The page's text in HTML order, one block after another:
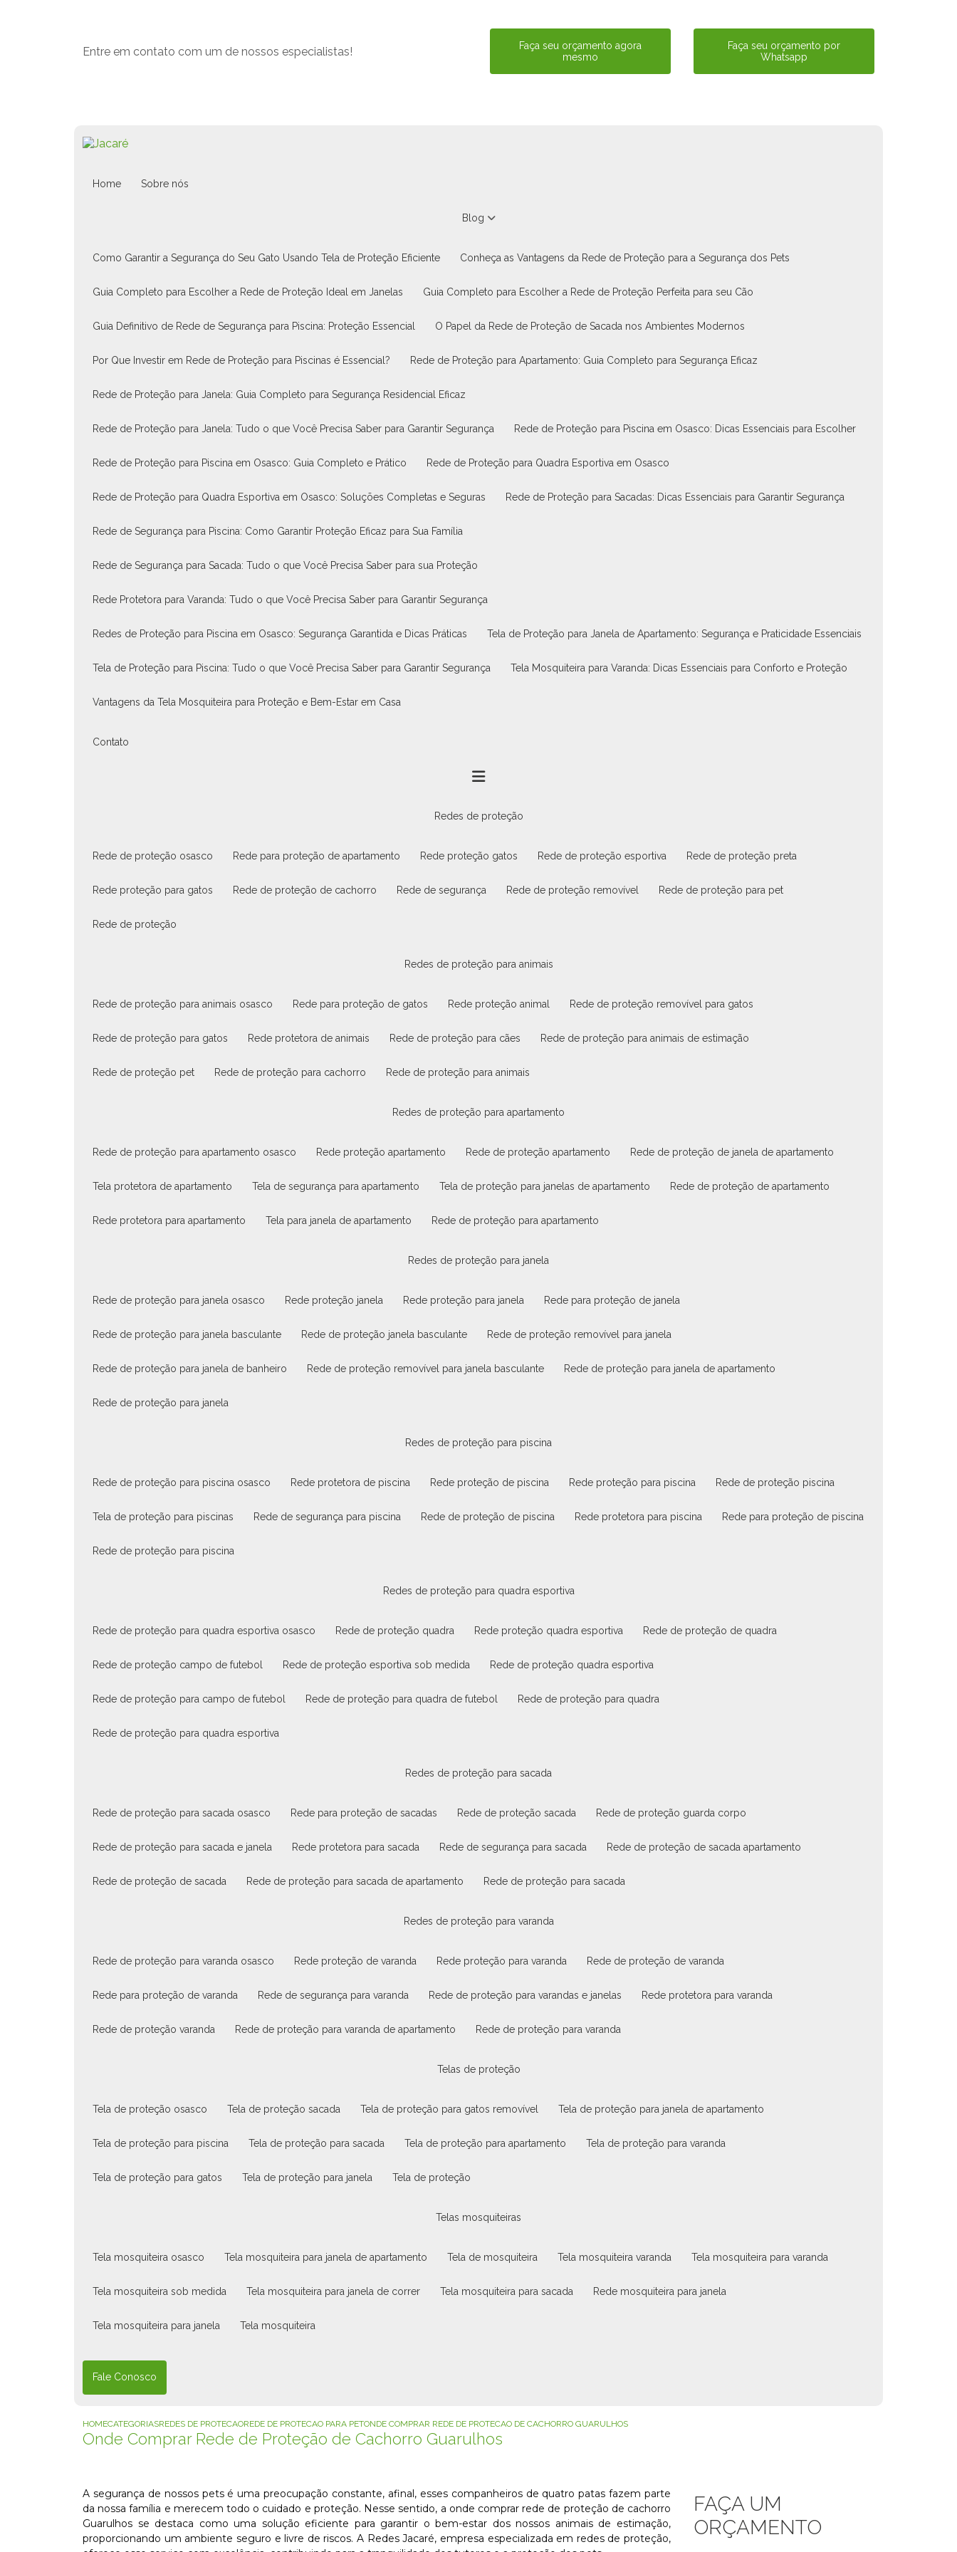
Entre em contato com um de nossos especialistas!
Faça seu orçamento agora
mesmo
Faça seu orçamento por
Whatsapp
Home Sobre nós
Blog
Como Garantir a Segurança do Seu Gato Usando Tela de Proteção Eficiente Conheça as Vantagens da Rede de Proteção para a Segurança dos Pets
Guia Completo para Escolher a Rede de Proteção Ideal em Janelas Guia Completo para Escolher a Rede de Proteção Perfeita para seu Cão
Guia Definitivo de Rede de Segurança para Piscina: Proteção Essencial O Papel da Rede de Proteção de Sacada nos Ambientes Modernos
Por Que Investir em Rede de Proteção para Piscinas é Essencial? Rede de Proteção para Apartamento: Guia Completo para Segurança Eficaz
Rede de Proteção para Janela: Guia Completo para Segurança Residencial Eficaz
Rede de Proteção para Janela: Tudo o que Você Precisa Saber para Garantir Segurança Rede de Proteção para Piscina em Osasco: Dicas Essenciais para Escolher
Rede de Proteção para Piscina em Osasco: Guia Completo e Prático Rede de Proteção para Quadra Esportiva em Osasco
Rede de Proteção para Quadra Esportiva em Osasco: Soluções Completas e Seguras Rede de Proteção para Sacadas: Dicas Essenciais para Garantir Segurança
Rede de Segurança para Piscina: Como Garantir Proteção Eficaz para Sua Família
Rede de Segurança para Sacada: Tudo o que Você Precisa Saber para sua Proteção
Rede Protetora para Varanda: Tudo o que Você Precisa Saber para Garantir Segurança
Redes de Proteção para Piscina em Osasco: Segurança Garantida e Dicas Práticas Tela de Proteção para Janela de Apartamento: Segurança e Praticidade Essenciais
Tela de Proteção para Piscina: Tudo o que Você Precisa Saber para Garantir Segurança Tela Mosquiteira para Varanda: Dicas Essenciais para Conforto e Proteção
Vantagens da Tela Mosquiteira para Proteção e Bem-Estar em Casa
Contato
redes de proteção
rede de proteção osasco rede para proteção de apartamento rede proteção gatos rede de proteção esportiva rede de proteção preta
rede proteção para gatos rede de proteção de cachorro rede de segurança rede de proteção removível rede de proteção para pet
rede de proteção
redes de proteção para animais
rede de proteção para animais osasco rede para proteção de gatos rede proteção animal rede de proteção removível para gatos
rede de proteção para gatos rede protetora de animais rede de proteção para cães rede de proteção para animais de estimação
rede de proteção pet rede de proteção para cachorro rede de proteção para animais
redes de proteção para apartamento
rede de proteção para apartamento osasco rede proteção apartamento rede de proteção apartamento rede de proteção de janela de apartamento
tela protetora de apartamento tela de segurança para apartamento tela de proteção para janelas de apartamento rede de proteção de apartamento
rede protetora para apartamento tela para janela de apartamento rede de proteção para apartamento
redes de proteção para janela
rede de proteção para janela osasco rede proteção janela rede proteção para janela rede para proteção de janela
rede de proteção para janela basculante rede de proteção janela basculante rede de proteção removível para janela
rede de proteção para janela de banheiro rede de proteção removível para janela basculante rede de proteção para janela de apartamento
rede de proteção para janela
redes de proteção para piscina
rede de proteção para piscina osasco rede protetora de piscina rede proteção de piscina rede proteção para piscina rede de proteção piscina
tela de proteção para piscinas rede de segurança para piscina rede de proteção de piscina rede protetora para piscina rede para proteção de piscina
rede de proteção para piscina
redes de proteção para quadra esportiva
rede de proteção para quadra esportiva osasco rede de proteção quadra rede proteção quadra esportiva rede de proteção de quadra
rede de proteção campo de futebol rede de proteção esportiva sob medida rede de proteção quadra esportiva
rede de proteção para campo de futebol rede de proteção para quadra de futebol rede de proteção para quadra
rede de proteção para quadra esportiva
redes de proteção para sacada
rede de proteção para sacada osasco rede para proteção de sacadas rede de proteção sacada rede de proteção guarda corpo
rede de proteção para sacada e janela rede protetora para sacada rede de segurança para sacada rede de proteção de sacada apartamento
rede de proteção de sacada rede de proteção para sacada de apartamento rede de proteção para sacada
redes de proteção para varanda
rede de proteção para varanda osasco rede proteção de varanda rede proteção para varanda rede de proteção de varanda
rede para proteção de varanda rede de segurança para varanda rede de proteção para varandas e janelas rede protetora para varanda
rede de proteção varanda rede de proteção para varanda de apartamento rede de proteção para varanda
telas de proteção
tela de proteção osasco tela de proteção sacada tela de proteção para gatos removível tela de proteção para janela de apartamento
tela de proteção para piscina tela de proteção para sacada tela de proteção para apartamento tela de proteção para varanda
tela de proteção para gatos tela de proteção para janela tela de proteção
telas mosquiteiras
tela mosquiteira osasco tela mosquiteira para janela de apartamento tela de mosquiteira tela mosquiteira varanda tela mosquiteira para varanda
tela mosquiteira sob medida tela mosquiteira para janela de correr tela mosquiteira para sacada rede mosquiteira para janela
tela mosquiteira para janela tela mosquiteira
Fale Conosco
HOMECATEGORIASREDES DE PROTECAOREDE DE PROTECAO PARA PETONDE COMPRAR REDE DE PROTECAO DE CACHORRO GUARULHOS
Onde Comprar Rede de Proteção de Cachorro Guarulhos
A segurança de nossos pets é uma preocupação constante, afinal, esses companheiros de quatro patas fazem parte
da nossa família e merecem todo o cuidado e proteção. Nesse sentido, a onde comprar rede de proteção de cachorro
Guarulhos se destaca como uma solução eficiente para garantir o bem-estar dos nossos animais de estimação,
proporcionando um ambiente seguro e livre de riscos. A Redes Jacaré, empresa especializada em redes de proteção,
FAÇA UM
ORÇAMENTO